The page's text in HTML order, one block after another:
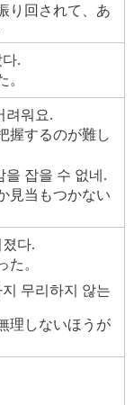
り回されて、あ
.
。
려워요.
握するのが難し
을 잡을 수 없네.
見当もつかない
다.
た。
무리하지 않는
理しないほうが